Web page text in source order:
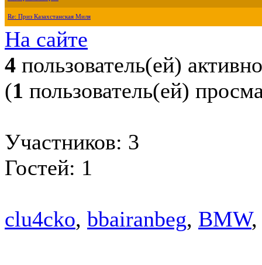
Re: Приз Казахстанская Миля
На сайте
4 пользователь(ей) активно
(1 пользователь(ей)
Участников: 3
Гостей: 1
clu4cko, bbairanbeg, BMW